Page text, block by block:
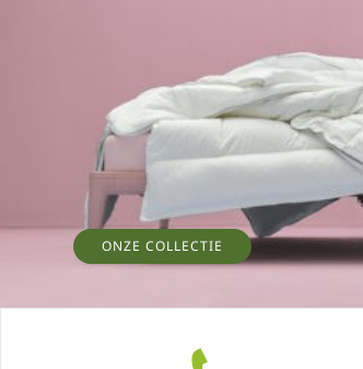
ONZE COLLECTIE